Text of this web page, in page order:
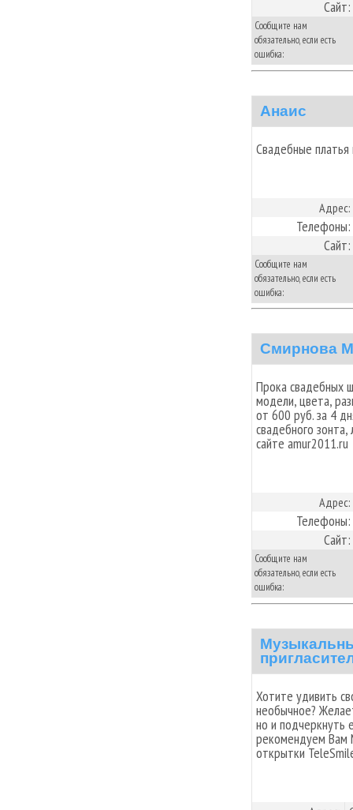
Сайт:
Сообщите нам
обязательно, если есть
ошибка:
Анаис
Свадебные платья
Адрес:
Телефоны:
Сайт:
Сообщите нам
обязательно, если есть
ошибка:
Смирнова
Прока свадебных
модели, цвета,
от 600 руб. за 4
свадебного
сайте amur2011.ru
Адрес:
Телефоны:
Сайт:
Сообщите нам
обязательно, если есть
ошибка:
Хотите удивить
необычное?
но и подчеркнуть
рекомендуем Вам
открытки